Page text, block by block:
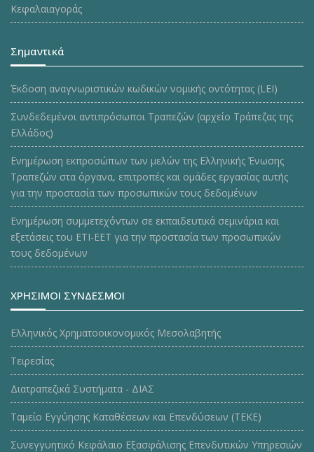
Κεφαλαιαγοράς
Σημαντικά
Έκδοση αναγνωριστικών κωδικών νομικής οντότητας (LEI)
Συνδεδεμένοι αντιπρόσωποι Τραπεζών (αρχείο Τράπεζας της
Ελλάδος)
Ενημέρωση εκπροσώπων των μελών της Ελληνικής Ένωσης
Τραπεζών στα όργανα, επιτροπές και ομάδες εργασίας αυτής
για την προστασία των προσωπικών τους δεδομένων
Ενημέρωση συμμετεχόντων σε εκπαιδευτικά σεμινάρια και
εξετάσεις του ΕΤΙ-ΕΕΤ για την προστασία των προσωπικών
τους δεδομένων
ΧΡΗΣΙΜΟΙ ΣΥΝΔΕΣΜΟΙ
Ελληνικός Χρηματοοικονομικός Μεσολαβητής
Τειρεσίας
Διατραπεζικά Συστήματα - ΔΙΑΣ
Ταμείο Εγγύησης Καταθέσεων και Επενδύσεων (ΤΕΚE)
Συνεγγυητικό Κεφάλαιο Εξασφάλισης Επενδυτικών Υπηρεσιών